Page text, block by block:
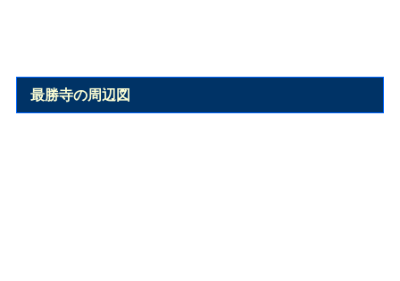
最勝寺の周辺図